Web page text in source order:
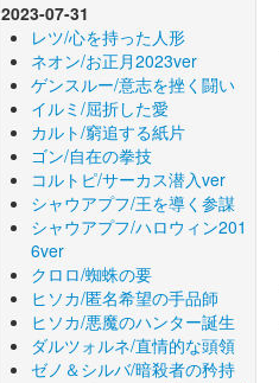
2023-07-31
レツ/心を持った人形
ネオン/お正月2023ver
ゲンスルー/意志を挫く闘い
イルミ/屈折した愛
カルト/窮追する紙片
ゴン/自在の拳技
コルトピ/サーカス潜入ver
シャウアプフ/王を導く参謀
シャウアプフ/ハロウィン201
6ver
クロロ/蜘蛛の要
ヒソカ/匿名希望の手品師
ヒソカ/悪魔のハンター誕生
ダルツォルネ/直情的な頭領
ゼノ＆シルバ/暗殺者の矜持